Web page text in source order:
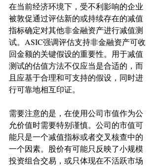
在当前经济环境下，受不利影响的企业
被敦促通过评估新的或持续存在的减值
指标确定对其他非金融资产进行减值测
试。ASIC强调评估支持非金融资产可收
回金额的关键假设的重要性。用于减值
测试的估值方法不仅应当是合适的，而
且应基于合理和可支持的假设，同时进
行可靠地相互印证。
需要注意的是，在使用公司市值作为公
允价值时需要特别谨慎。公司的市值可
能只是一个减值指标或者交叉核查中的
一个因素。股价有可能只反映了小规模
投资组合交易，或只体现在不活跃市场